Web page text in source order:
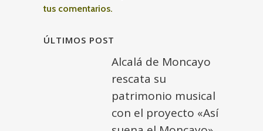
tus comentarios.
ÚLTIMOS POST
Alcalá de Moncayo
rescata su
patrimonio musical
con el proyecto «Así